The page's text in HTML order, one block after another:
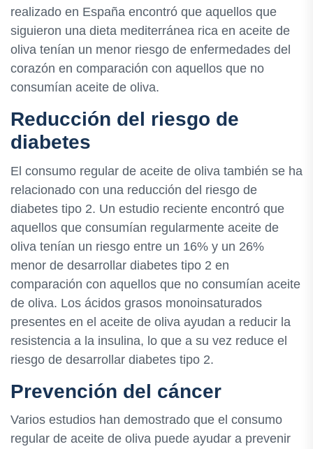
realizado en España encontró que aquellos que
siguieron una dieta mediterránea rica en aceite de
oliva tenían un menor riesgo de enfermedades del
corazón en comparación con aquellos que no
consumían aceite de oliva.
Reducción del riesgo de
diabetes
El consumo regular de aceite de oliva también se ha
relacionado con una reducción del riesgo de
diabetes tipo 2. Un estudio reciente encontró que
aquellos que consumían regularmente aceite de
oliva tenían un riesgo entre un 16% y un 26%
menor de desarrollar diabetes tipo 2 en
comparación con aquellos que no consumían aceite
de oliva. Los ácidos grasos monoinsaturados
presentes en el aceite de oliva ayudan a reducir la
resistencia a la insulina, lo que a su vez reduce el
riesgo de desarrollar diabetes tipo 2.
Prevención del cáncer
Varios estudios han demostrado que el consumo
regular de aceite de oliva puede ayudar a prevenir